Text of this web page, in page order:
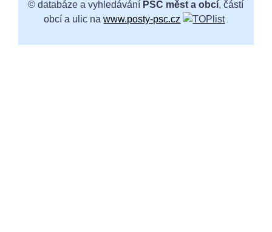
© databáze a vyhledávání PSČ měst a obcí, částí
obcí a ulic nawww.posty-psc.cz